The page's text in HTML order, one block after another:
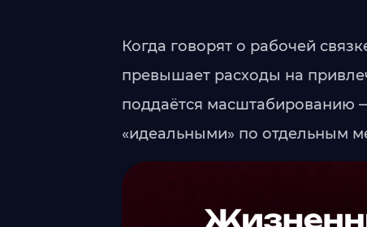
Когда говорят о рабочей
превышает расходы на
поддаётся масштабированию
«идеальными» по отдельным